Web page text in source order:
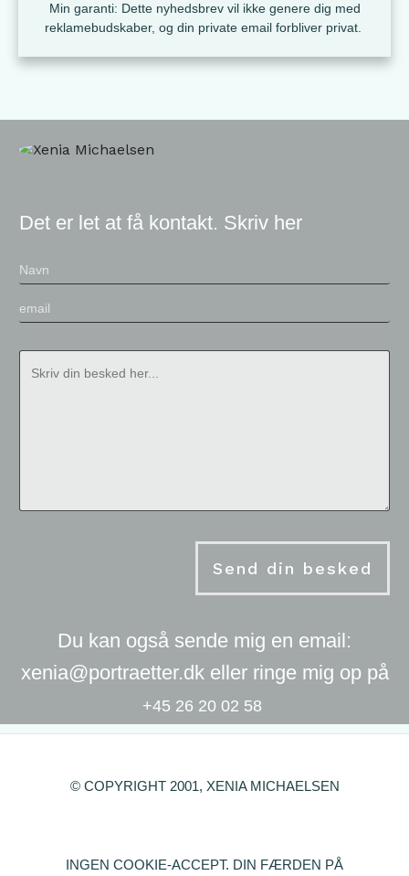
Min garanti: Dette nyhedsbrev vil ikke genere dig med
reklamebudskaber, og din private email forbliver privat.
Det er let at få kontakt. Skriv her
Send din besked
Du kan også sende mig en email:
xenia@portraetter.dk eller ringe mig op på
+45 26 20 02 58
© COPYRIGHT 2001, XENIA MICHAELSEN
INGEN COOKIE-ACCEPT. DIN FÆRDEN PÅ